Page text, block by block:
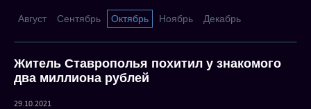
Август Сентябрь Октябрь Ноябрь Декабрь
Житель Ставрополья похитил у знакомого
два миллиона рублей
29.10.2021